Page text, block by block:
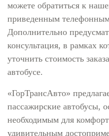
можете обратиться к
приведенным
Дополнительно
консультация, в рамках
уточнить стоимость
автобусе.
«ГорТрансАвто»
пассажирские автобусы,
необходимым для
удивительным